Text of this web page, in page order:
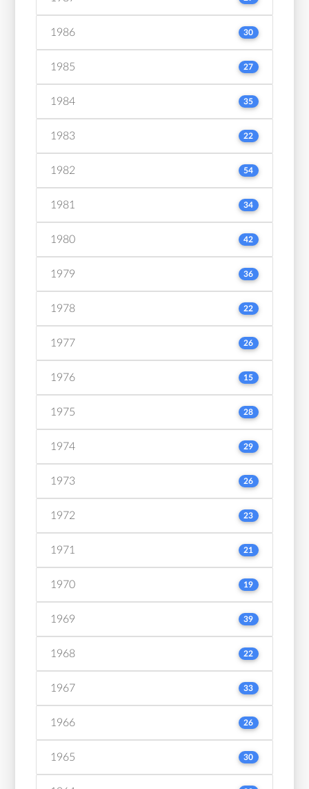
1986 30
1985 27
1984 35
1983 22
1982 54
1981 34
1980 42
1979 36
1978 22
1977 26
1976 15
1975 28
1974 29
1973 26
1972 23
1971 21
1970 19
1969 39
1968 22
1967 33
1966 26
1965 30